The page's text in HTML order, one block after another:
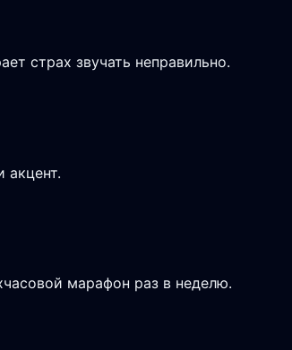
страх звучать неправильно.
акцент.
марафон раз в неделю.